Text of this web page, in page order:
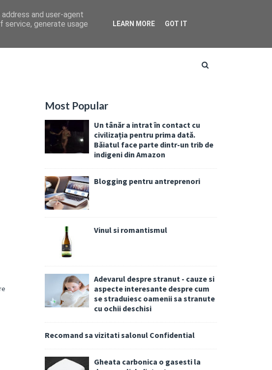
Most Popular
Un tânăr a intrat în contact cu
civilizația pentru prima dată.
Băiatul face parte dintr-un trib de
indigeni din Amazon
Blogging pentru antreprenori
Vinul si romantismul
Adevarul despre stranut - cauze si
aspecte interesante despre cum
se straduiesc oamenii sa stranute
cu ochii deschisi
Recomand sa vizitati salonul Confidential
Gheata carbonica o gasesti la
and user-agent
service, generate usage
LEARN MORE GOT IT